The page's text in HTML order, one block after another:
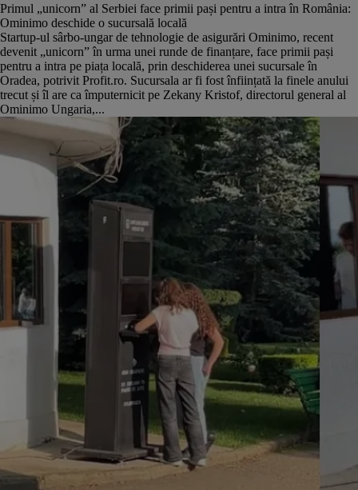
Primul „unicorn” al Serbiei face primii pași pentru a intra în România:
Ominimo deschide o sucursală locală
Startup-ul sârbo-ungar de tehnologie de asigurări Ominimo, recent
devenit „unicorn” în urma unei runde de finanțare, face primii pași
pentru a intra pe piața locală, prin deschiderea unei sucursale în
Oradea, potrivit Profit.ro. Sucursala ar fi fost înființată la finele anului
trecut și îl are ca împuternicit pe Zekany Kristof, directorul general al
Ominimo Ungaria,...